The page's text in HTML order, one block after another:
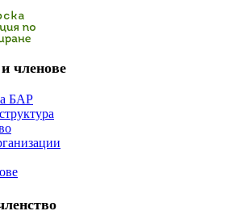
членове
БАР